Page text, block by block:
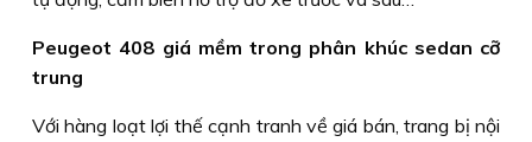
Peugeot 408 giá mềm trong phân khúc sedan cỡ
trung
Với hàng loạt lợi thế cạnh tranh về giá bán, trang bị nội